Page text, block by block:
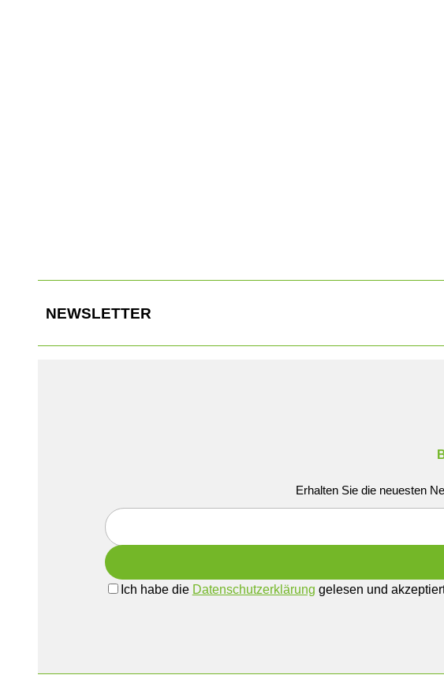
NEWSLETTER
Erhalten Sie die neuesten
Ich habe die Datenschutzerklärung gelesen und